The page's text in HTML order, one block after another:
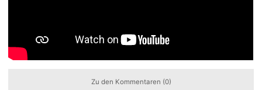
Zu den Kommentaren (0)